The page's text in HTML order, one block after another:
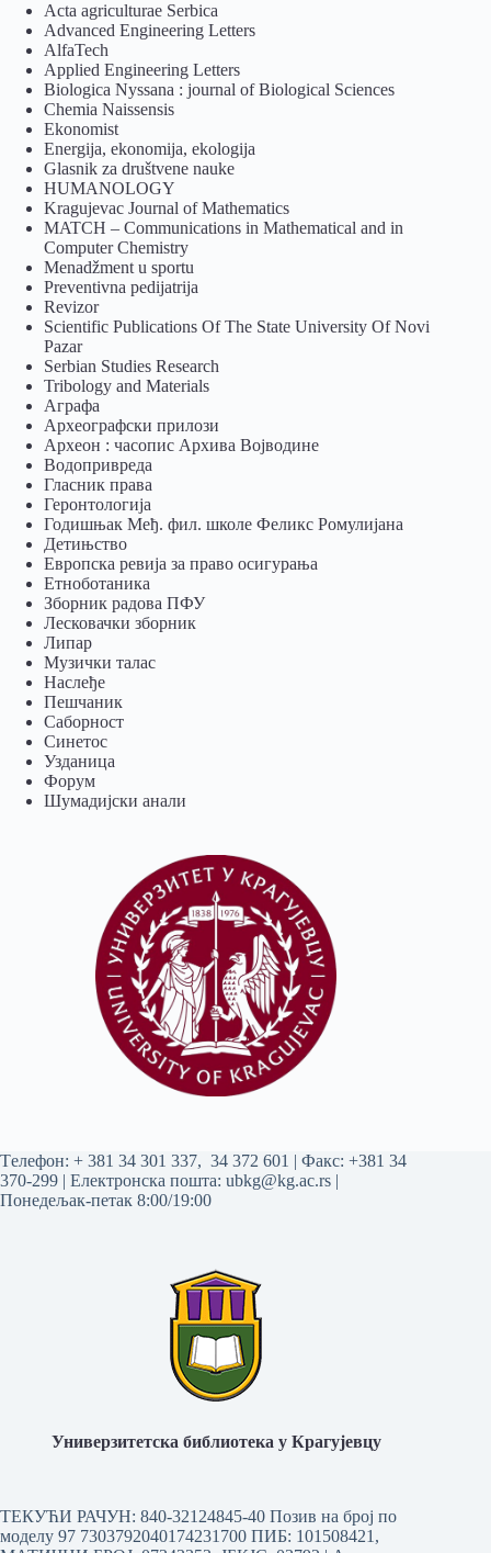
Acta agriculturae Serbica
Advanced Engineering Letters
AlfaTech
Applied Engineering Letters
Biologica Nyssana : journal of Biological Sciences
Chemia Naissensis
Ekonomist
Energija, ekonomija, ekologija
Glasnik za društvene nauke
HUMANOLOGY
Kragujevac Journal of Mathematics
MATCH – Communications in Mathematical and in
Computer Chemistry
Menadžment u sportu
Preventivna pedijatrija
Revizor
Scientific Publications Of The State University Of Novi
Pazar
Serbian Studies Research
Tribology and Materials
Аграфа
Археографски прилози
Археон : часопис Архива Војводине
Водопривреда
Гласник права
Геронтологија
Годишњак Међ. фил. школе Феликс Ромулијана
Детињство
Европска ревија за право осигурања
Eтноботаника
Зборник радова ПФУ
Лесковачки зборник
Липар
Музички талас
Наслеђе
Пешчаник
Саборност
Синетос
Узданица
Форум
Шумадијски анали
Tелефон: + 381 34 301 337, 34 372 601 | Факс: +381 34
370-299 | Електронска пошта: ubkg@kg.ac.rs |
Понедељак-петак 8:00/19:00
Универзитетска библиотека у Крагујевцу
ТЕКУЋИ РАЧУН: 840-32124845-40 Позив на број по
моделу 97 7303792040174231700 ПИБ: 101508421,